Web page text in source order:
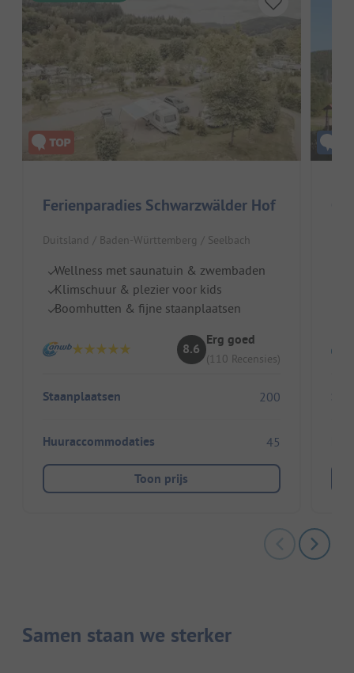
Ferienparadies Schwarzwälder Hof
Duitsland / Baden-Württemberg / Seelbach
Wellness met saunatuin & zwembaden
Klimschuur & plezier voor kids
Boomhutten & fijne staanplaatsen
8.6
Erg goed
(110 Recensies)
Staanplaatsen 200
Huuraccommodaties 45
Toon prijs
Samen staan we sterker